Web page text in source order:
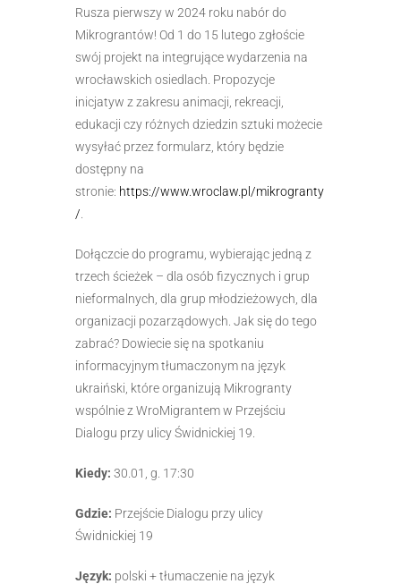
Rusza pierwszy w 2024 roku nabór do
Mikrograntów! Od 1 do 15 lutego zgłoście
swój projekt na integrujące wydarzenia na
wrocławskich osiedlach. Propozycje
inicjatyw z zakresu animacji, rekreacji,
edukacji czy różnych dziedzin sztuki możecie
wysyłać przez formularz, który będzie
dostępny na
stronie: https://www.wroclaw.pl/mikrogranty
/
Dołączcie do programu, wybierając jedną z
trzech ścieżek – dla osób fizycznych i grup
nieformalnych, dla grup młodzieżowych, dla
organizacji pozarządowych. Jak się do tego
zabrać? Dowiecie się na spotkaniu
informacyjnym tłumaczonym na język
ukraiński, które organizują Mikrogranty
wspólnie z WroMigrantem w Przejściu
Dialogu przy ulicy Świdnickiej 19.
Kiedy: 30.01, g. 17:30
Gdzie: Przejście Dialogu przy ulicy
Świdnickiej 19
Język: polski + tłumaczenie na język